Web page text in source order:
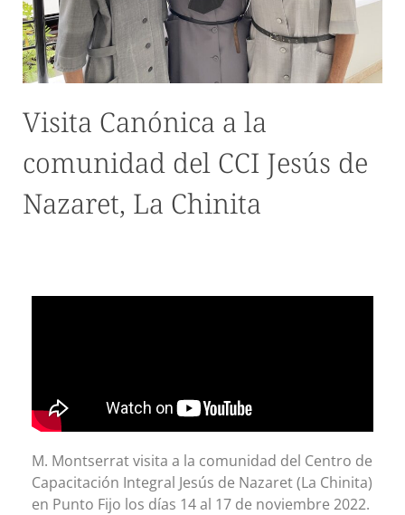
Visita Canónica a la
comunidad del CCI Jesús de
Nazaret, La Chinita
M. Montserrat visita a la comunidad del Centro de
Capacitación Integral Jesús de Nazaret (La Chinita)
en Punto Fijo los días 14 al 17 de noviembre 2022.